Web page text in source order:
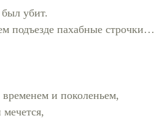
убит.
подъезде пахабные строчки…
и поколеньем,